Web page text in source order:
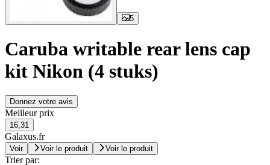
5
Caruba writable rear lens cap
kit Nikon (4 stuks)
Donnez votre avis
Meilleur prix
16,31
Galaxus.fr
Voir Voir le produit Voir le produit
Trier par: